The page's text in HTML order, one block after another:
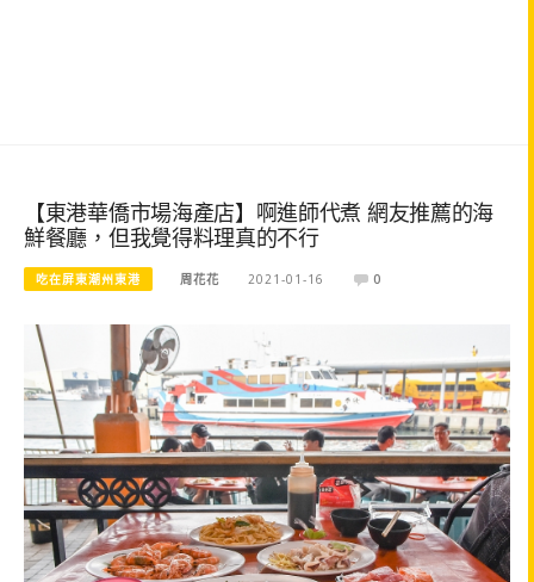
【東港華僑市場海產店】啊進師代煮 網友推薦的海
鮮餐廳，但我覺得料理真的不行
吃在屏東潮州東港 周花花 2021-01-16 0